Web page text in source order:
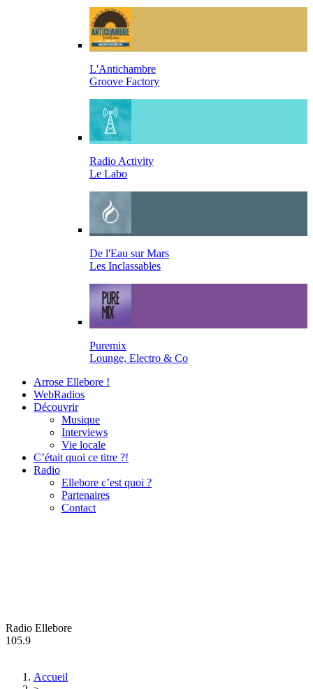
L'Antichambre
Groove Factory
Radio Activity
Le Labo
De l'Eau sur Mars
Les Inclassables
Puremix
Lounge, Electro & Co
Arrose Ellebore !
WebRadios
Découvrir
Musique
Interviews
Vie locale
C’était quoi ce titre ?!
Radio
Ellebore c’est quoi ?
Partenaires
Contact
Radio Ellebore
105.9
Accueil